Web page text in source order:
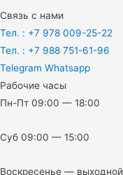
Связь с нами
Тел. : +7 978 009-25-22
Тел. : +7 988 751-61-96
Telegram Whatsapp
Рабочие часы
Пн-Пт 09:00 — 18:00
Суб 09:00 — 15:00
Воскресенье — выходной